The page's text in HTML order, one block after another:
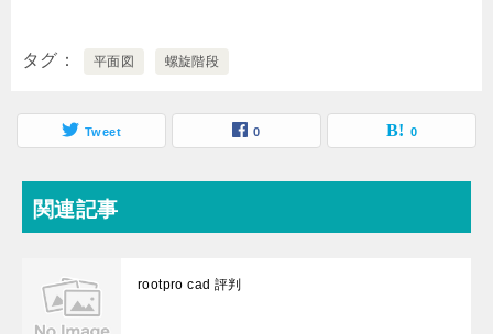
タグ 平面図 螺旋階段
Tweet 0 0
関連記事
rootpro cad 評判